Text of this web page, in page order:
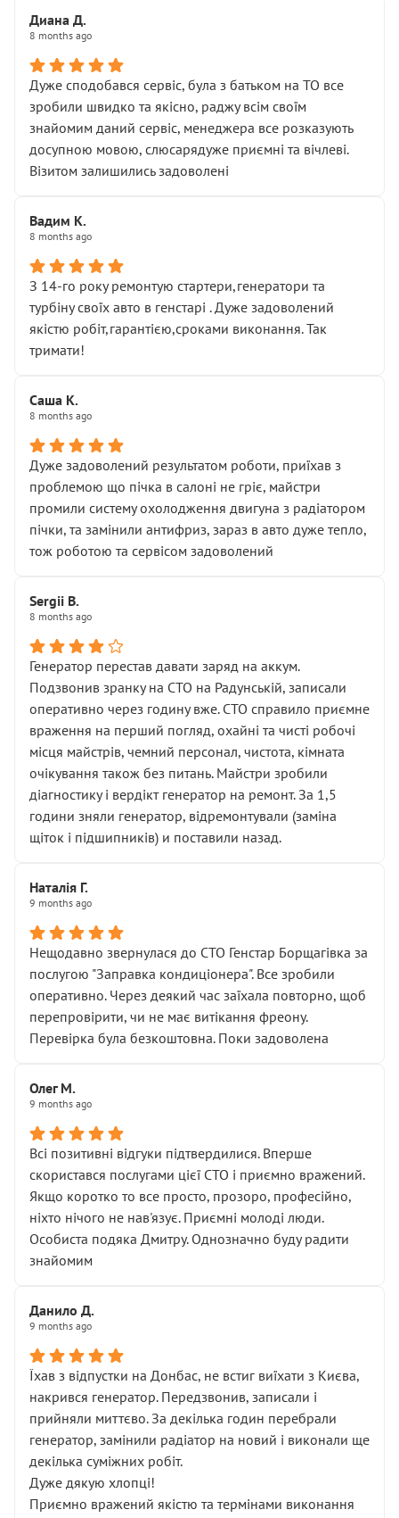
Диана Д.
8 months ago
Дуже сподобався сервіс, була з батьком на ТО все
зробили швидко та якісно, раджу всім своїм
знайомим даний сервіс, менеджера все розказують
досупною мовою, слюсарядуже приємні та вічлеві.
Візитом залишились задоволені
Вадим К.
8 months ago
З 14-го року ремонтую стартери,генератори та
турбіну своїх авто в генстарі . Дуже задоволений
якістю робіт,гарантією,сроками виконання. Так
тримати!
Саша К.
8 months ago
Дуже задоволений результатом роботи, приїхав з
проблемою що пічка в салоні не гріє, майстри
промили систему охолодження двигуна з радіатором
пічки, та замінили антифриз, зараз в авто дуже тепло,
тож роботою та сервісом задоволений
Sergii B.
8 months ago
Генератор перестав давати заряд на аккум.
Подзвонив зранку на СТО на Радунській, записали
оперативно через годину вже. СТО справило приємне
враження на перший погляд, охайні та чисті робочі
місця майстрів, чемний персонал, чистота, кімната
очікування також без питань. Майстри зробили
діагностику і вердікт генератор на ремонт. За 1,5
години зняли генератор, відремонтували (заміна
щіток і підшипників) и поставили назад.
Наталія Г.
9 months ago
Нещодавно звернулася до СТО Генстар Борщагівка за
послугою "Заправка кондиціонера". Все зробили
оперативно. Через деякий час заїхала повторно, щоб
перепровірити, чи не має витікання фреону.
Перевірка була безкоштовна. Поки задоволена
Олег М.
9 months ago
Всі позитивні відгуки підтвердилися. Вперше
скористався послугами цієї СТО і приємно вражений.
Якщо коротко то все просто, прозоро, професійно,
ніхто нічого не нав'язує. Приємні молоді люди.
Особиста подяка Дмитру. Однозначно буду радити
знайомим
Данило Д.
9 months ago
Їхав з відпустки на Донбас, не встиг виїхати з Києва,
накрився генератор. Передзвонив, записали і
прийняли миттєво. За декілька годин перебрали
генератор, замінили радіатор на новий і виконали ще
декілька суміжних робіт.
Дуже дякую хлопці!
Приємно вражений якістю та термінами виконання